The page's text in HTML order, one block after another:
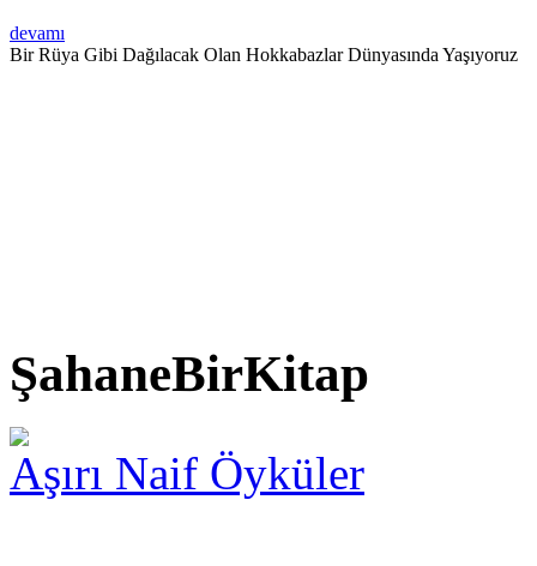
devamı
Bir Rüya Gibi Dağılacak Olan Hokkabazlar Dünyasında Yaşıyoruz
ŞahaneBirKitap
Aşırı Naif Öyküler